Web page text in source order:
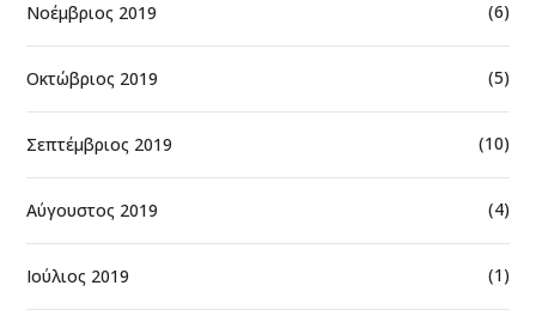
Νοέμβριος 2019 (6)
Οκτώβριος 2019 (5)
Σεπτέμβριος 2019 (10)
Αύγουστος 2019 (4)
Ιούλιος 2019 (1)